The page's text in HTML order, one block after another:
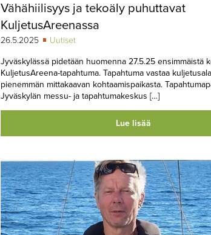
Vähähiilisyys ja tekoäly puhuttavat
KuljetusAreenassa
26.5.2025 Uutiset
Jyväskylässä pidetään huomenna 27.5.25 ensimmäistä
KuljetusAreena-tapahtuma. Tapahtuma vastaa
pienemmän mittakaavan kohtaamispaikasta.
Jyväskylän messu- ja tapahtumakeskus […]
Lue lisää